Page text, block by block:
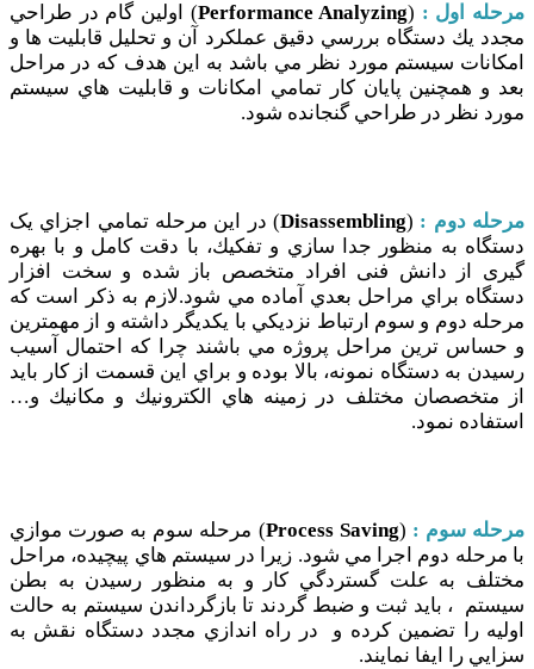
مرحله اول : (
Performance Analyzing) اولين گام در طراحي
مجدد يك دستگاه بررسي دقيق عملکرد آن و تحليل قابليت ها و
امكانات سيستم مورد نظر مي باشد به اين هدف كه در مراحل
بعد و همچنين پايان كار تمامي امكانات و قابليت هاي سيستم
مورد نظر در طراحي گنجانده شود.
مرحله دوم : (
Disassembling) در اين مرحله تمامي اجزاي یک
دستگاه به منظور جدا سازي و تفكيك، با دقت كامل و با بهره
گیری از دانش فنی افراد متخصص باز شده و سخت افزار
دستگاه براي مراحل بعدي آماده مي شود.لازم به ذكر است كه
مرحله دوم و سوم ارتباط نزديكي با يكديگر داشته و از مهمترين
و حساس ترين مراحل پروژه مي باشند چرا كه احتمال آسيب
رسيدن به دستگاه نمونه، بالا بوده و براي اين قسمت از كار بايد
از متخصصان مختلف در زمينه هاي الكترونيك و مكانيك و…
استفاده نمود.
مرحله سوم : (
Process Saving) مرحله سوم به صورت موازي
با مرحله دوم اجرا مي شود. زيرا در سيستم هاي پيچيده، مراحل
مختلف به علت گستردگي كار و به منظور رسيدن به بطن
سيستم ، بايد ثبت و ضبط گردند تا بازگرداندن سيستم به حالت
اوليه را تضمين کرده و در راه اندازي مجدد دستگاه نقش به
سزايي را ايفا نمایند.